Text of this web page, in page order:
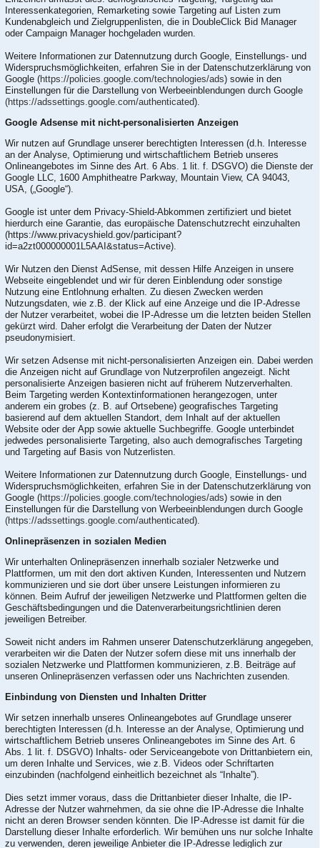
Interessenkategorien, Remarketing sowie Targeting auf Listen zum
Kundenabgleich und Zielgruppenlisten, die in DoubleClick Bid Manager
oder Campaign Manager hochgeladen wurden.
Weitere Informationen zur Datennutzung durch Google, Einstellungs- und
Widerspruchsmöglichkeiten, erfahren Sie in der Datenschutzerklärung von
Google (https://policies.google.com/technologies/ads) sowie in den
Einstellungen für die Darstellung von Werbeeinblendungen durch Google
(https://adssettings.google.com/authenticated).
Google Adsense mit nicht-personalisierten Anzeigen
Wir nutzen auf Grundlage unserer berechtigten Interessen (d.h. Interesse
an der Analyse, Optimierung und wirtschaftlichem Betrieb unseres
Onlineangebotes im Sinne des Art. 6 Abs. 1 lit. f. DSGVO) die Dienste der
Google LLC, 1600 Amphitheatre Parkway, Mountain View, CA 94043,
USA, („Google“).
Google ist unter dem Privacy-Shield-Abkommen zertifiziert und bietet
hierdurch eine Garantie, das europäische Datenschutzrecht einzuhalten
(https://www.privacyshield.gov/participant?
id=a2zt000000001L5AAI&status=Active).
Wir Nutzen den Dienst AdSense, mit dessen Hilfe Anzeigen in unsere
Webseite eingeblendet und wir für deren Einblendung oder sonstige
Nutzung eine Entlohnung erhalten. Zu diesen Zwecken werden
Nutzungsdaten, wie z.B. der Klick auf eine Anzeige und die IP-Adresse
der Nutzer verarbeitet, wobei die IP-Adresse um die letzten beiden Stellen
gekürzt wird. Daher erfolgt die Verarbeitung der Daten der Nutzer
pseudonymisiert.
Wir setzen Adsense mit nicht-personalisierten Anzeigen ein. Dabei werden
die Anzeigen nicht auf Grundlage von Nutzerprofilen angezeigt. Nicht
personalisierte Anzeigen basieren nicht auf früherem Nutzerverhalten.
Beim Targeting werden Kontextinformationen herangezogen, unter
anderem ein grobes (z. B. auf Ortsebene) geografisches Targeting
basierend auf dem aktuellen Standort, dem Inhalt auf der aktuellen
Website oder der App sowie aktuelle Suchbegriffe. Google unterbindet
jedwedes personalisierte Targeting, also auch demografisches Targeting
und Targeting auf Basis von Nutzerlisten.
Weitere Informationen zur Datennutzung durch Google, Einstellungs- und
Widerspruchsmöglichkeiten, erfahren Sie in der Datenschutzerklärung von
Google (https://policies.google.com/technologies/ads) sowie in den
Einstellungen für die Darstellung von Werbeeinblendungen durch Google
(https://adssettings.google.com/authenticated).
Onlinepräsenzen in sozialen Medien
Wir unterhalten Onlinepräsenzen innerhalb sozialer Netzwerke und
Plattformen, um mit den dort aktiven Kunden, Interessenten und Nutzern
kommunizieren und sie dort über unsere Leistungen informieren zu
können. Beim Aufruf der jeweiligen Netzwerke und Plattformen gelten die
Geschäftsbedingungen und die Datenverarbeitungsrichtlinien deren
jeweiligen Betreiber.
Soweit nicht anders im Rahmen unserer Datenschutzerklärung angegeben,
verarbeiten wir die Daten der Nutzer sofern diese mit uns innerhalb der
sozialen Netzwerke und Plattformen kommunizieren, z.B. Beiträge auf
unseren Onlinepräsenzen verfassen oder uns Nachrichten zusenden.
Einbindung von Diensten und Inhalten Dritter
Wir setzen innerhalb unseres Onlineangebotes auf Grundlage unserer
berechtigten Interessen (d.h. Interesse an der Analyse, Optimierung und
wirtschaftlichem Betrieb unseres Onlineangebotes im Sinne des Art. 6
Abs. 1 lit. f. DSGVO) Inhalts- oder Serviceangebote von Drittanbietern ein,
um deren Inhalte und Services, wie z.B. Videos oder Schriftarten
einzubinden (nachfolgend einheitlich bezeichnet als “Inhalte”).
Dies setzt immer voraus, dass die Drittanbieter dieser Inhalte, die IP-
Adresse der Nutzer wahrnehmen, da sie ohne die IP-Adresse die Inhalte
nicht an deren Browser senden könnten. Die IP-Adresse ist damit für die
Darstellung dieser Inhalte erforderlich. Wir bemühen uns nur solche Inhalte
zu verwenden, deren jeweilige Anbieter die IP-Adresse lediglich zur